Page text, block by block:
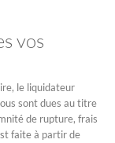
vos
le liquidateur
sont dues au titre
de rupture, frais
faite à partir de